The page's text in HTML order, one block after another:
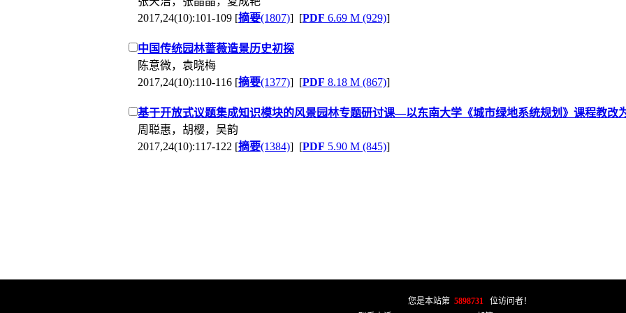
2017,24(10):101-109 [摘要(1807)] [PDF 6.69 M (929)]
中国传统园林蔷薇造景历史初探
陈意微，袁晓梅
2017,24(10):110-116 [摘要(1377)] [PDF 8.18 M (867)]
基于开放式议题集成知识模块的风景园林专题研讨课—以东南大学《城市绿地系统规划》课程教改
周聪惠，胡樱，吴韵
2017,24(10):117-122 [摘要(1384)] [PDF 5.90 M (845)]
您是本站第 5898731
位访问者！